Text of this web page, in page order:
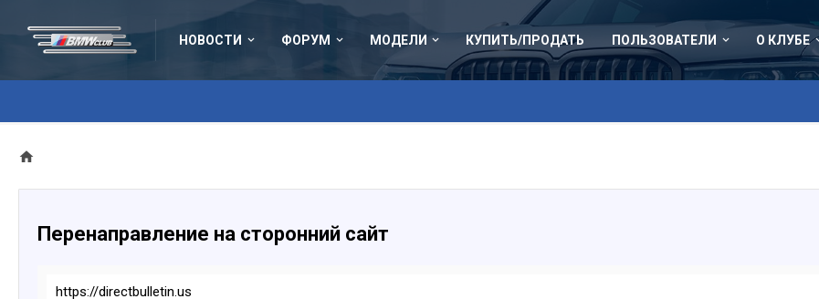
НОВОСТИ ФОРУМ МОДЕЛИ КУПИТЬ/ПРОДАТЬ ПОЛЬЗОВАТЕЛИ О КЛУБЕ
Перенаправление на сторонний сайт
https://directbulletin.us